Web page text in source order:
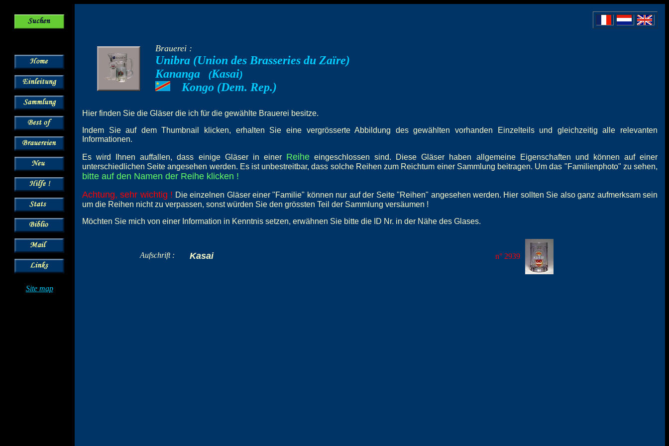
Site map
Brauerei :
Unibra (Union des Brasseries du Zaïre)
Kananga
(Kasai)
Kongo (Dem. Rep.)
Hier finden Sie die Gläser die ich für die gewählte Brauerei besitze.
Indem Sie auf dem Thumbnail klicken, erhalten Sie eine vergrösserte Abbildung des gewählten vorhanden Einzelteils und gleichzeitig alle relevanten
Informationen.
Es wird Ihnen auffallen, dass einige Gläser in einer Reiheeingeschlossen sind. Diese Gläser haben allgemeine Eigenschaften und können auf einer
unterschiedlichen Seite angesehen werden. Es ist unbestreitbar, dass solche Reihen zum Reichtum einer Sammlung beitragen. Um das "Familienphoto" zu sehen,
bitte auf den Namen der Reihe klicken !
Achtung, sehr wichtig ! Die einzelnen Gläser einer "Familie" können nur auf der Seite "Reihen" angesehen werden. Hier sollten Sie also ganz aufmerksam sein
um die Reihen nicht zu verpassen, sonst würden Sie den grössten Teil der Sammlung versäumen !
Möchten Sie mich von einer Information in Kenntnis setzen, erwähnen Sie bitte die ID Nr. in der Nähe des Glases.
Aufschrift : Kasai n° 2939